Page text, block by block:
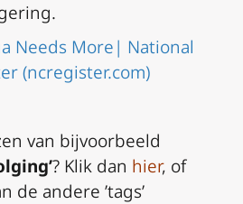
Needs More| National
(ncregister.com)
van bijvoorbeeld
? Klik dan hier, of
de andere ’tags’